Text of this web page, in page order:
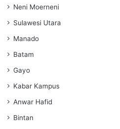
Neni Moerneni
Sulawesi Utara
Manado
Batam
Gayo
Kabar Kampus
Anwar Hafid
Bintan